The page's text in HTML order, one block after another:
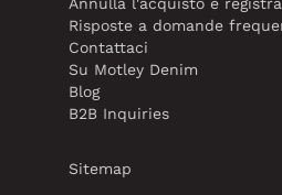
Risposte a domande
Contattaci
Su Motley Denim
Blog
B2B Inquiries
Sitemap